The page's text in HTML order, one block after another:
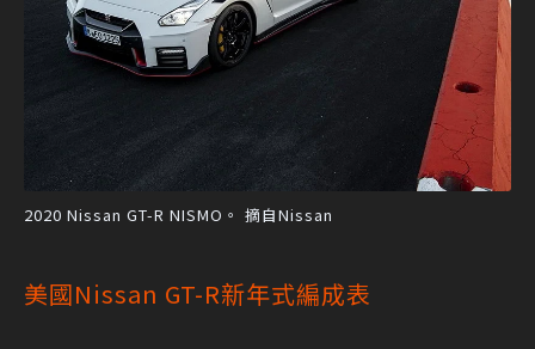
2020 Nissan GT-R NISMO。 摘自Nissan
美國Nissan GT-R新年式編成表